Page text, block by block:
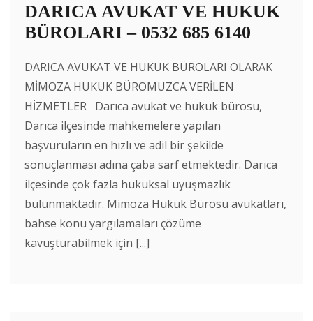
DARICA AVUKAT VE HUKUK
BÜROLARI – 0532 685 6140
DARICA AVUKAT VE HUKUK BÜROLARI OLARAK
MİMOZA HUKUK BÜROMUZCA VERİLEN
HİZMETLER Darıca avukat ve hukuk bürosu,
Darıca ilçesinde mahkemelere yapılan
başvuruların en hızlı ve adil bir şekilde
sonuçlanması adına çaba sarf etmektedir. Darıca
ilçesinde çok fazla hukuksal uyuşmazlık
bulunmaktadır. Mimoza Hukuk Bürosu avukatları,
bahse konu yargılamaları çözüme
kavuşturabilmek için [...]